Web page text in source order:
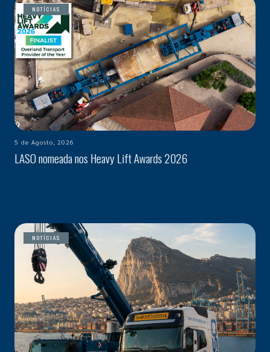
NOTÍCIAS
5 de Agosto, 2026
LASO nomeada nos Heavy Lift Awards 2026
NOTÍCIAS